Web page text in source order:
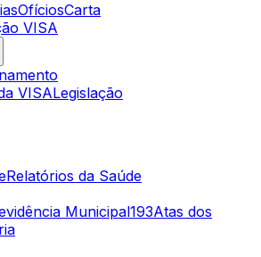
OfíciosCarta
VISA
VISALegislação
Relatórios da Saúde
Municipal193Atas dos